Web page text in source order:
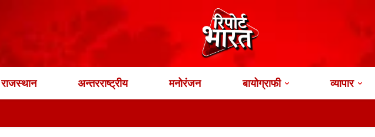
राजस्थान अन्तरराष्ट्रीय मनोरंजन बायोग्राफी व्यापार